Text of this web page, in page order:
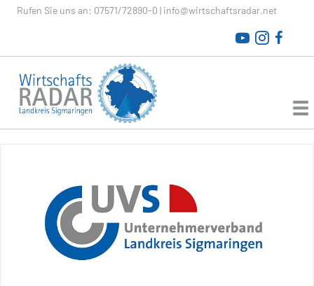
Rufen Sie uns an: 07571/72890-0 | info@wirtschaftsradar.net